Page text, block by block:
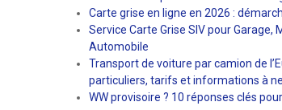
Carte grise en ligne en 2026 :
Service Carte Grise SIV pour Garage,
Automobile
Transport de voiture par camion de
particuliers, tarifs et informations à
WW provisoire ? 10 réponses clés